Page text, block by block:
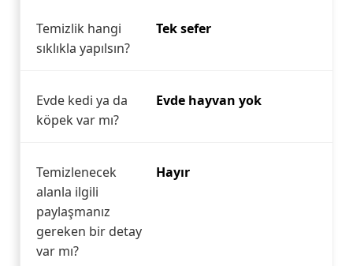
Temizlik hangi
sıklıkla yapılsın?
Tek sefer
Evde kedi ya da
köpek var mı?
Evde hayvan yok
Temizlenecek
alanla ilgili
paylaşmanız
gereken bir detay
var mı?
Hayır